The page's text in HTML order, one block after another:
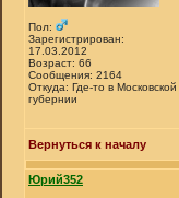
Пол:
Зарегистрирован:
17.03.2012
Возраст: 66
Сообщения: 2164
Откуда: Где-то в Московской
губернии
Вернуться к началу
Юрий352